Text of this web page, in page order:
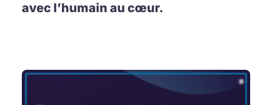
avec l’humain au cœur.